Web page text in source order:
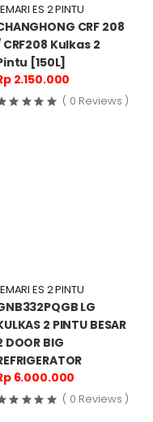
ES 2 PINTU
CRF 208
CRF208 Kulkas 2
[150L]
2.150.000
( 0 Reviews )
ES 2 PINTU
LG
2 PINTU BESAR
DOOR BIG
6.000.000
( 0 Reviews )